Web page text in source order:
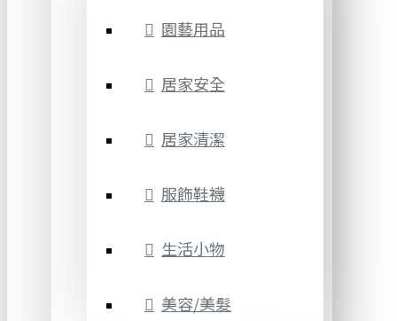
園藝用品
居家安全
居家清潔
服飾鞋襪
生活小物
美容/美髮